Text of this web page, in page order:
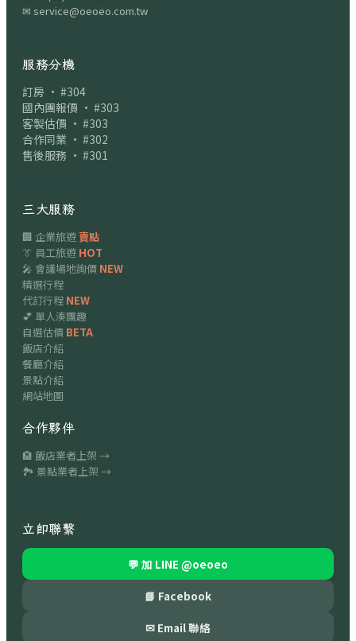
✉ service@oeoeo.com.tw
服務分機
訂房 · #304
國內團報價 · #303
客製估價 · #303
合作同業 · #302
售後服務 · #301
三大服務
🏢 企業旅遊賣點
👔 員工旅遊 HOT
🎤 會議場地詢價 NEW
精選行程
代訂行程 NEW
💕 單人湊團趣
自選估價 BETA
飯店介紹
餐廳介紹
景點介紹
網站地圖
合作夥伴
🏨 飯店業者上架 →
🏞 景點業者上架 →
立即聯繫
💬 加 LINE @oeoeo
📘 Facebook
✉ Email 聯絡